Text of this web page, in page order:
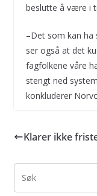
beslutte å være i
–Det som kan
ser også at det
fagfolkene våre
stengt ned
konkluderer
Klarer ikke